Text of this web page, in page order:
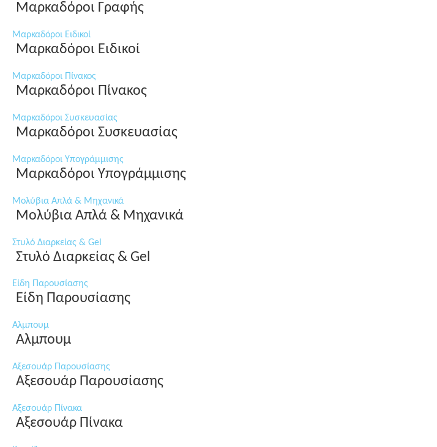
Μαρκαδόροι Γραφής
Μαρκαδόροι Ειδικοί
Μαρκαδόροι Ειδικοί
Μαρκαδόροι Πίνακος
Μαρκαδόροι Πίνακος
Μαρκαδόροι Συσκευασίας
Μαρκαδόροι Συσκευασίας
Μαρκαδόροι Υπογράμμισης
Μαρκαδόροι Υπογράμμισης
Μολύβια Απλά & Μηχανικά
Μολύβια Απλά & Μηχανικά
Στυλό Διαρκείας & Gel
Στυλό Διαρκείας & Gel
Είδη Παρουσίασης
Είδη Παρουσίασης
Αλμπουμ
Αλμπουμ
Αξεσουάρ Παρουσίασης
Αξεσουάρ Παρουσίασης
Αξεσουάρ Πίνακα
Αξεσουάρ Πίνακα